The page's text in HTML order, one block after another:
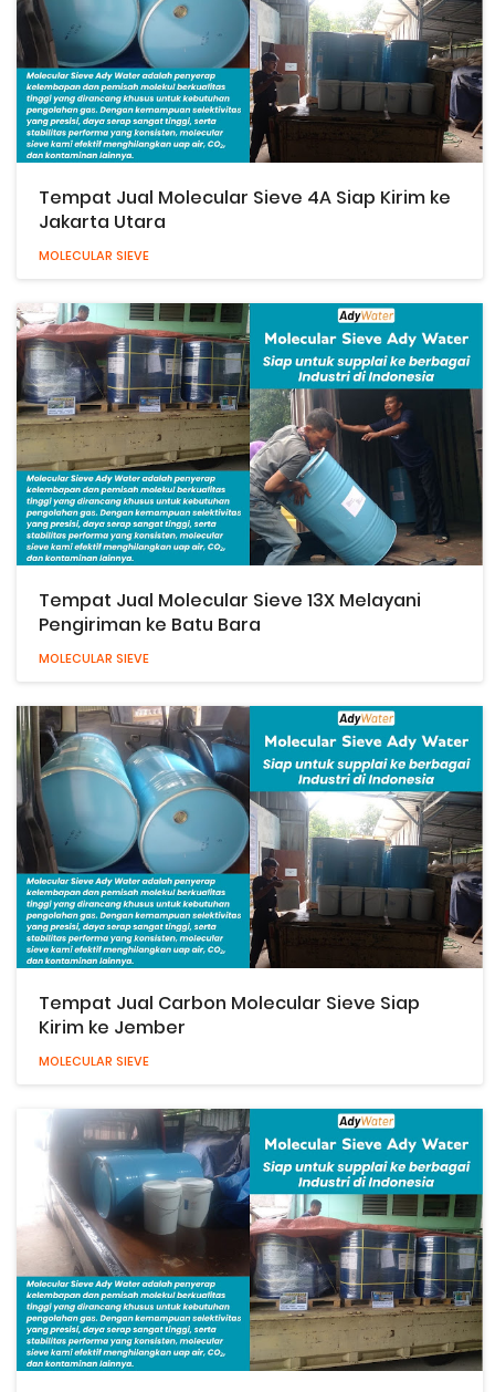
Tempat Jual Molecular Sieve 4A Siap Kirim ke
Jakarta Utara
MOLECULAR SIEVE
Tempat Jual Molecular Sieve 13X Melayani
Pengiriman ke Batu Bara
MOLECULAR SIEVE
Tempat Jual Carbon Molecular Sieve Siap
Kirim ke Jember
MOLECULAR SIEVE